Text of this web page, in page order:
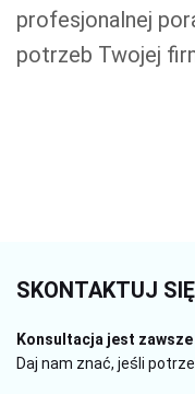
profesjonalnej
potrzeb Twojej
SKONTAKTUJ
Konsultacja jest zawsze
Daj nam znać, jeśli